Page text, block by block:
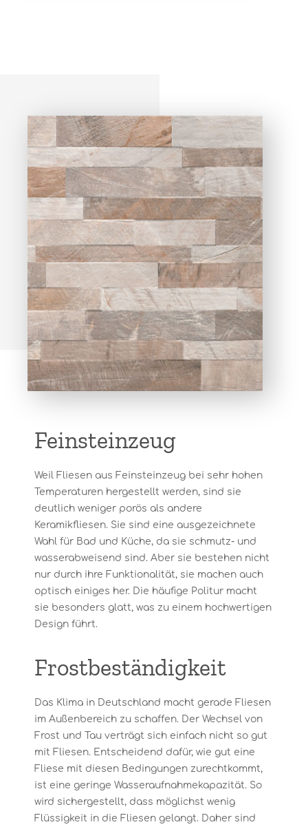
Feinsteinzeug
Weil Fliesen aus Feinsteinzeug bei sehr hohen
Temperaturen hergestellt werden, sind sie
deutlich weniger porös als andere
Keramikfliesen. Sie sind eine ausgezeichnete
Wahl für Bad und Küche, da sie schmutz- und
wasserabweisend sind. Aber sie bestehen nicht
nur durch ihre Funktionalität, sie machen auch
optisch einiges her. Die häufige Politur macht
sie besonders glatt, was zu einem hochwertigen
Design führt.
Frostbeständigkeit
Das Klima in Deutschland macht gerade Fliesen
im Außenbereich zu schaffen. Der Wechsel von
Frost und Tau verträgt sich einfach nicht so gut
mit Fliesen. Entscheidend dafür, wie gut eine
Fliese mit diesen Bedingungen zurechtkommt,
ist eine geringe Wasseraufnahmekapazität. So
wird sichergestellt, dass möglichst wenig
Flüssigkeit in die Fliesen gelangt. Daher sind